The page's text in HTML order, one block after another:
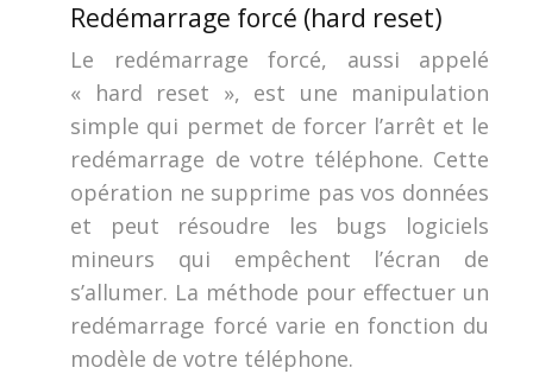
Redémarrage forcé (hard reset)
Le redémarrage forcé, aussi appelé
« hard reset », est une manipulation
simple qui permet de forcer l’arrêt et le
redémarrage de votre téléphone. Cette
opération ne supprime pas vos données
et peut résoudre les bugs logiciels
mineurs qui empêchent l’écran de
s’allumer. La méthode pour effectuer un
redémarrage forcé varie en fonction du
modèle de votre téléphone.